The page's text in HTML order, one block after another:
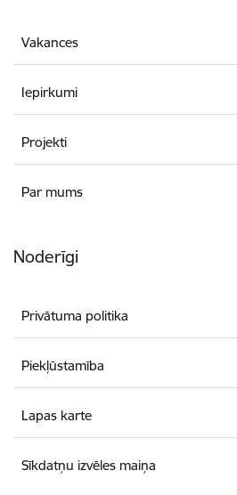
Vakances
Iepirkumi
Projekti
Par mums
Noderīgi
Privātuma politika
Piekļūstamība
Lapas karte
Sīkdatņu izvēles maiņa